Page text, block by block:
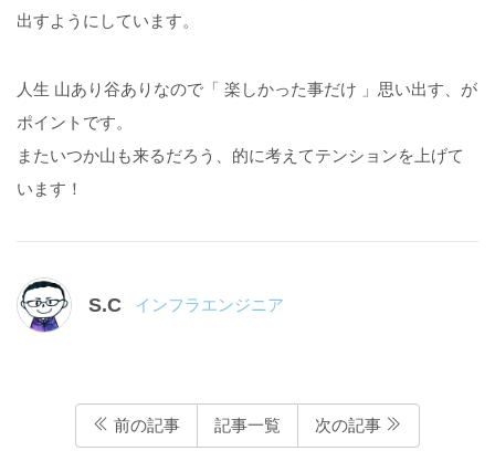
出すようにしています。
人生 山あり谷ありなので「 楽しかった事だけ 」思い出す、が
ポイントです。
またいつか山も来るだろう、的に考えてテンションを上げて
います！
S.C インフラエンジニア
前の記事 記事一覧 次の記事